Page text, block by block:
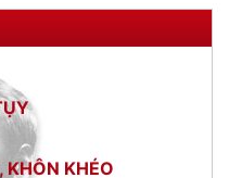
KHÉO
Hồ Chí Minh
XII,
năm 1948.